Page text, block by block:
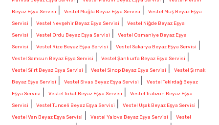
Beyaz Eşya Servisi
Vestel Muğla Beyaz Eşya Servisi
Vestel Muş Beyaz Eşya
Servisi
Vestel Nevşehir Beyaz Eşya Servisi
Vestel Niğde Beyaz Eşya
Servisi
Vestel Ordu Beyaz Eşya Servisi
Vestel Osmaniye Beyaz Eşya
Servisi
Vestel Rize Beyaz Eşya Servisi Vestel Sakarya Beyaz Eşya Servisi
Vestel Samsun Beyaz Eşya Servisi Vestel Şanlıurfa Beyaz Eşya Servisi
Vestel Siirt Beyaz Eşya Servisi Vestel Sinop Beyaz Eşya Servisi
Vestel Şırnak
Beyaz Eşya Servisi
Vestel Sivas Beyaz Eşya Servisi
Vestel Tekirdağ Beyaz
Eşya Servisi
Vestel Tokat Beyaz Eşya Servisi
Vestel Trabzon Beyaz Eşya
Servisi
Vestel Tunceli Beyaz Eşya Servisi Vestel Uşak Beyaz Eşya Servisi
Vestel Van Beyaz Eşya Servisi Vestel Yalova Beyaz Eşya Servisi
Vestel